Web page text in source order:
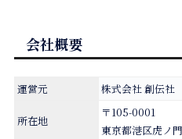
会社概要
運営元 株式会社 創伝社
所在地
〒105-0001
東京都港区虎ノ